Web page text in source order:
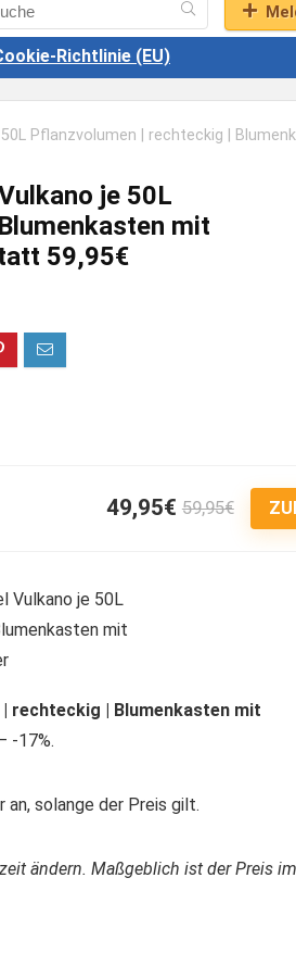
Richtlinie (EU)
Pflanzvolumen | rechteckig |
je 50L
mit
59,95€
49,95€ 59,95€
rechteckig | Blumenkasten mit
-17%.
solange der Preis gilt.
ändern. Maßgeblich ist der Preis im